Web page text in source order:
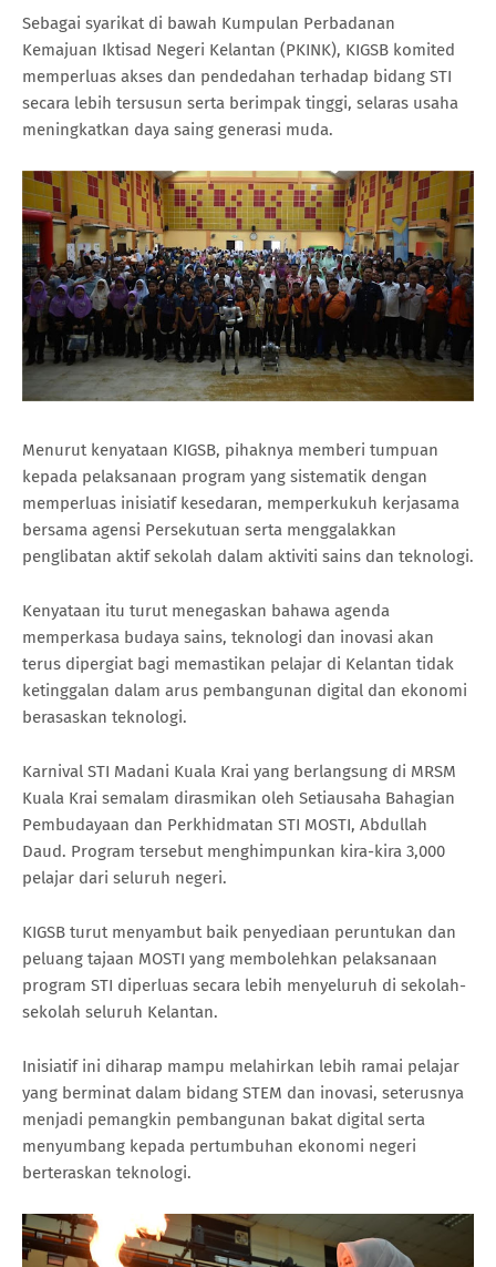
Sebagai syarikat di bawah Kumpulan Perbadanan
Kemajuan Iktisad Negeri Kelantan (PKINK), KIGSB komited
memperluas akses dan pendedahan terhadap bidang STI
secara lebih tersusun serta berimpak tinggi, selaras usaha
meningkatkan daya saing generasi muda.
Menurut kenyataan KIGSB, pihaknya memberi tumpuan
kepada pelaksanaan program yang sistematik dengan
memperluas inisiatif kesedaran, memperkukuh kerjasama
bersama agensi Persekutuan serta menggalakkan
penglibatan aktif sekolah dalam aktiviti sains dan teknologi.
Kenyataan itu turut menegaskan bahawa agenda
memperkasa budaya sains, teknologi dan inovasi akan
terus dipergiat bagi memastikan pelajar di Kelantan tidak
ketinggalan dalam arus pembangunan digital dan ekonomi
berasaskan teknologi.
Karnival STI Madani Kuala Krai yang berlangsung di MRSM
Kuala Krai semalam dirasmikan oleh Setiausaha Bahagian
Pembudayaan dan Perkhidmatan STI MOSTI, Abdullah
Daud. Program tersebut menghimpunkan kira-kira 3,000
pelajar dari seluruh negeri.
KIGSB turut menyambut baik penyediaan peruntukan dan
peluang tajaan MOSTI yang membolehkan pelaksanaan
program STI diperluas secara lebih menyeluruh di sekolah-
sekolah seluruh Kelantan.
Inisiatif ini diharap mampu melahirkan lebih ramai pelajar
yang berminat dalam bidang STEM dan inovasi, seterusnya
menjadi pemangkin pembangunan bakat digital serta
menyumbang kepada pertumbuhan ekonomi negeri
berteraskan teknologi.